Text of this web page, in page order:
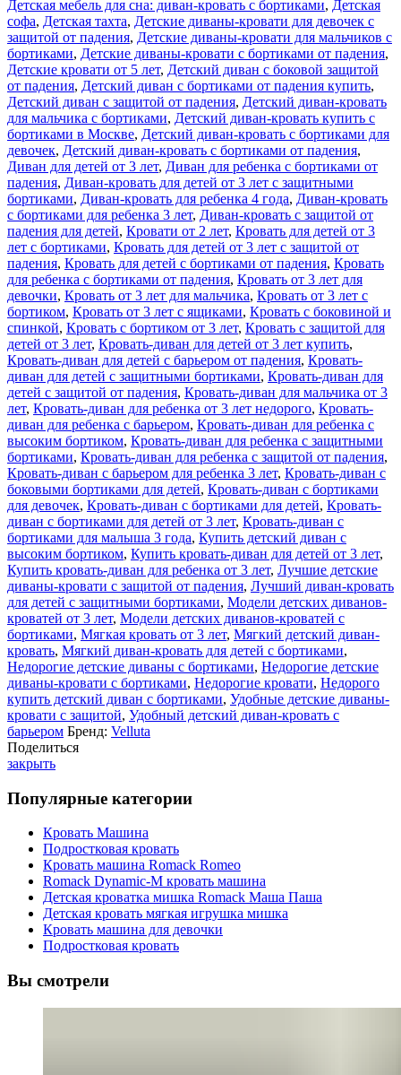
Детская мебель для сна: диван-кровать с бортиками, Детская
софа, Детская тахта, Детские диваны-кровати для девочек с
защитой от падения, Детские диваны-кровати для мальчиков с
бортиками, Детские диваны-кровати с бортиками от падения,
Детские кровати от 5 лет, Детский диван с боковой защитой
от падения, Детский диван с бортиками от падения купить,
Детский диван с защитой от падения, Детский диван-кровать
для мальчика с бортиками, Детский диван-кровать купить с
бортиками в Москве, Детский диван-кровать с бортиками для
девочек, Детский диван-кровать с бортиками от падения,
Диван для детей от 3 лет, Диван для ребенка с бортиками от
падения, Диван-кровать для детей от 3 лет с защитными
бортиками, Диван-кровать для ребенка 4 года, Диван-кровать
с бортиками для ребенка 3 лет, Диван-кровать с защитой от
падения для детей, Кровати от 2 лет, Кровать для детей от 3
лет с бортиками, Кровать для детей от 3 лет с защитой от
падения, Кровать для детей с бортиками от падения, Кровать
для ребенка с бортиками от падения, Кровать от 3 лет для
девочки, Кровать от 3 лет для мальчика, Кровать от 3 лет с
бортиком, Кровать от 3 лет с ящиками, Кровать с боковиной и
спинкой, Кровать с бортиком от 3 лет, Кровать с защитой для
детей от 3 лет, Кровать-диван для детей от 3 лет купить,
Кровать-диван для детей с барьером от падения, Кровать-
диван для детей с защитными бортиками, Кровать-диван для
детей с защитой от падения, Кровать-диван для мальчика от 3
лет, Кровать-диван для ребенка от 3 лет недорого, Кровать-
диван для ребенка с барьером, Кровать-диван для ребенка с
высоким бортиком, Кровать-диван для ребенка с защитными
бортиками, Кровать-диван для ребенка с защитой от падения,
Кровать-диван с барьером для ребенка 3 лет, Кровать-диван с
боковыми бортиками для детей, Кровать-диван с бортиками
для девочек, Кровать-диван с бортиками для детей, Кровать-
диван с бортиками для детей от 3 лет, Кровать-диван с
бортиками для малыша 3 года, Купить детский диван с
высоким бортиком, Купить кровать-диван для детей от 3 лет,
Купить кровать-диван для ребенка от 3 лет, Лучшие детские
диваны-кровати с защитой от падения, Лучший диван-кровать
для детей с защитными бортиками, Модели детских диванов-
кроватей от 3 лет, Модели детских диванов-кроватей с
бортиками, Мягкая кровать от 3 лет, Мягкий детский диван-
кровать, Мягкий диван-кровать для детей с бортиками,
Недорогие детские диваны с бортиками, Недорогие детские
диваны-кровати с бортиками, Недорогие кровати, Недорого
купить детский диван с бортиками, Удобные детские диваны-
кровати с защитой, Удобный детский диван-кровать с
барьером Бренд: Velluta
Поделиться
закрыть
Популярные категории
Кровать Машина
Подростковая кровать
Кровать машина Romack Romeo
Romack Dynamic-M кровать машина
Детская кроватка мишка Romack Маша Паша
Детская кровать мягкая игрушка мишка
Кровать машина для девочки
Подростковая кровать
Вы смотрели